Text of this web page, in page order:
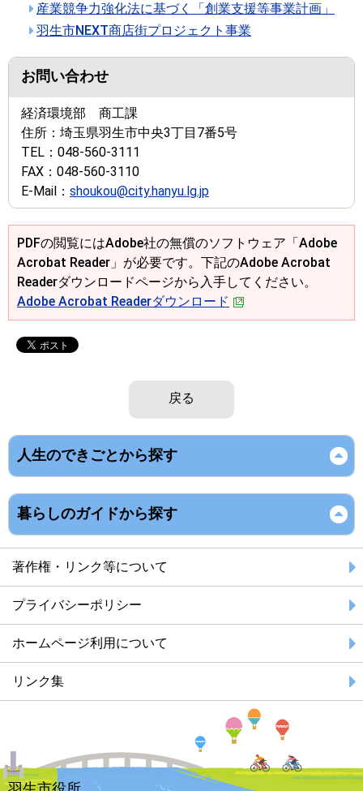
産業競争力強化法に基づく「創業支援等事業計画」
羽生市NEXT商店街プロジェクト事業
お問い合わせ
経済環境部 商工課
住所： 埼玉県羽生市中央3丁目7番5号
TEL： 048-560-3111
FAX： 048-560-3110
E-Mail： shoukou@city.hanyu.lg.jp
PDFの閲覧にはAdobe社の無償のソフトウェア「Adobe
Acrobat Reader」が必要です。下記のAdobe Acrobat
Readerダウンロードページから入手してください。
Adobe Acrobat Readerダウンロード
戻る
人生のできごとから探す
暮らしのガイドから探す
著作権・リンク等について
プライバシーポリシー
ホームページ利用について
リンク集